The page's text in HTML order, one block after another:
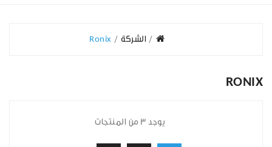
الشركة Ronix
RONIX
يوجد 3 من المنتجات